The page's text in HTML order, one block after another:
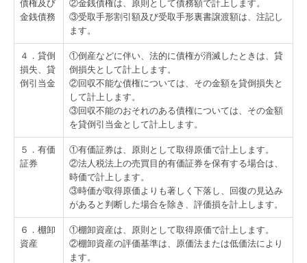
経営者お役立ち情報
電帳法・インボイス最新情報
証憑保存機能
経営改善計画の策定支援
グループ通算（有利・不利）判定
関与先向け融資商品ご紹介
国の共済制度活用コーナー
TKCシステムのご紹介
債権及び
金銭債務
②金銭債権は、原則として債務額で計上します。
③受取手形割引額及び受取手形裏書譲渡額は、注記し
ます。
４．貸倒
損失、貸
倒引当金
①倒産などに伴い、法的に債権が消滅したときは、貸
倒損失として計上します。
②回収不能な債権については、その金額を貸倒損失と
して計上します。
③回収不能のおそれのある債権については、その金額
を貸倒引当金として計上します。
５．有価
証券
①有価証券は、原則として取得原価で計上します。
②法人税法上の売買目的有価証券を保有する場合は、
時価で計上します。
③時価が取得原価よりも著しく下落し、回復の見込み
があると判断した場合を除き、評価損を計上します。
６．棚卸
資産
①棚卸資産は、原則として取得原価で計上します。
②棚卸資産の評価基準は、原価法または低価法により
ます。